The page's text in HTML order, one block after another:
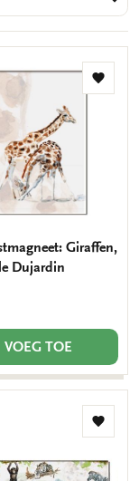
Giraffen,
Dujardin
VOEG TOE